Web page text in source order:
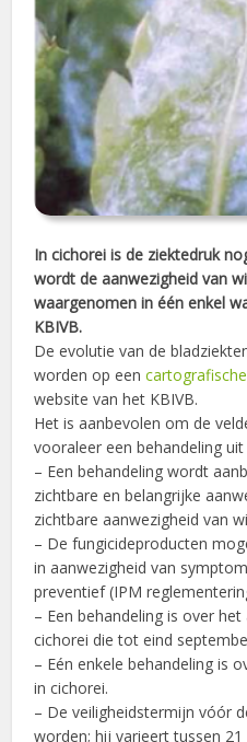
In cichorei is de ziektedruk
wordt de aanwezigheid van
waargenomen in één enkel
KBIVB.
De evolutie van de
worden op een
website van het KBIVB.
Het is aanbevolen om de
vooraleer een behandeling
– Een behandeling wordt
zichtbare en belangrijke
zichtbare aanwezigheid van
– De fungicideproducten
in aanwezigheid van
preventief (IPM
– Een behandeling is over
cichorei die tot eind
– Eén enkele behandeling is
in cichorei.
– De veiligheidstermijn vóór
worden; hij varieert tussen 21